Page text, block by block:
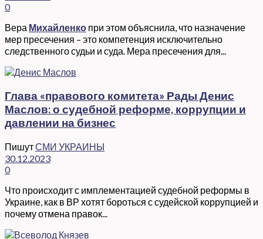
0
Вера Михайленко при этом объяснила, что назначение
мер пресечения – это компетенция исключительно
следственного судьи и суда. Мера пресечения для...
Глава «правового комитета» Рады Денис
Маслов: о судебной реформе, коррупции и
давлении на бизнес
ПишутСМИ УКРАИНЫ
30.12.2023
0
Что происходит с имплементацией судебной реформы в
Украине, как в ВР хотят бороться с судейской коррупцией и
почему отмена правок...